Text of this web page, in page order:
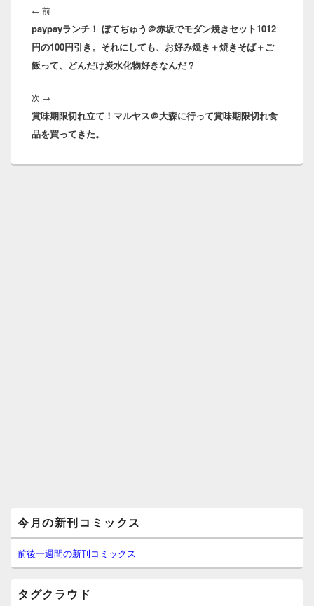
稿
ナ
ビ
ゲ
ー
ョ
ン
← 前前
の
投
稿:
paypayランチ！ ぼてぢゅう＠赤坂でモダン焼きセット1012
円の100円引き。それにしても、お好み焼き＋焼きそば＋ご
飯って、どんだけ炭水化物好きなんだ？
次 →
の
投
賞味期限切れ立て！マルヤス＠大森に行って賞味期限切れ食
品を買ってきた。
イ
ン
サ
イ
今月の新刊コミックス
前後一週間の新刊コミックス
タグクラウド